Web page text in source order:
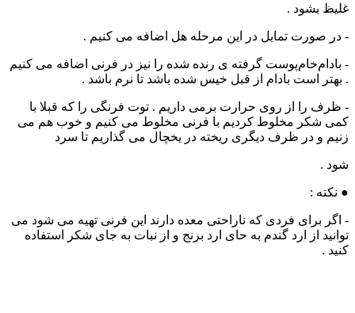
غلیظ بشود .
- در صورت تمایل در این مرحله هل اضافه می کنیم .
- بادام‌خام‌پوست گرفته ی رنده شده را نیز در فرنی اضافه می کنیم
. بهتر است بادام از قبل خیس شده باشد تا نرم باشد .
- ظرف را از روی حرارت برمی داریم . توت فرنگی را که قبلا با
کمی شکر مخلوط کردیم با فرنی مخلوط می کنیم و خوب هم می
زنیم و در ظرف دیگری ریخته در یخچال می گذاریم تا سرد
شود .
● نکته :
- اگر برای فردی که ناراحتی معده دارند این فرنی تهیه می شود می
توانید از ارد گندم به حای ارد برنج و از نبات به جای شکر استفاده
کنید .